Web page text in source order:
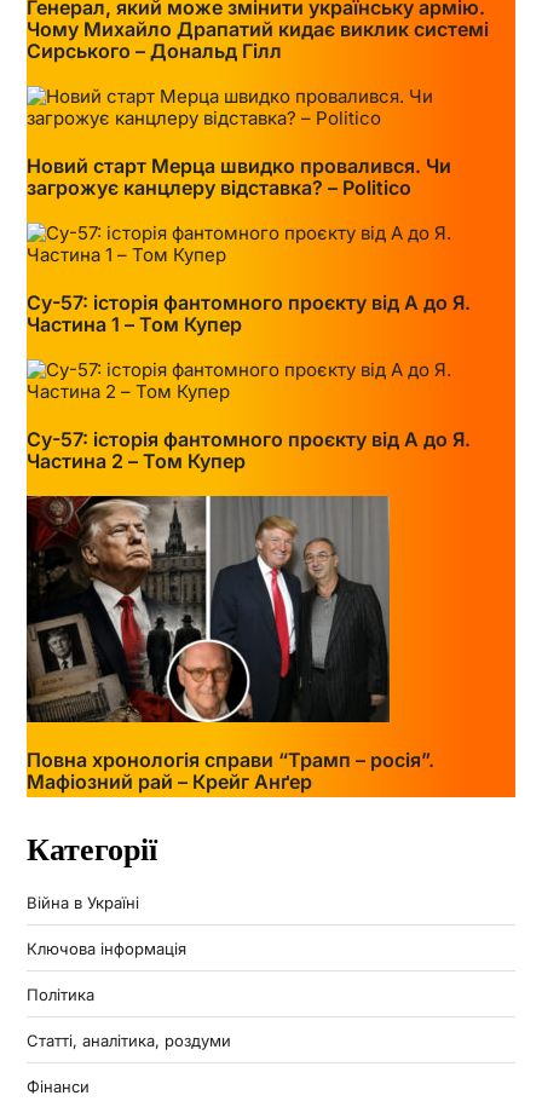
Генерал, який може змінити українську армію.
Чому Михайло Драпатий кидає виклик системі
Сирського – Дональд Гілл
Новий старт Мерца швидко провалився. Чи
загрожує канцлеру відставка? – Politico
Су-57: історія фантомного проєкту від А до Я.
Частина 1 – Том Купер
Су-57: історія фантомного проєкту від А до Я.
Частина 2 – Том Купер
Повна хронологія справи “Трамп – росія”.
Мафіозний рай – Крейг Анґер
Категорії
Війна в Україні
Ключова інформація
Політика
Статті, аналітика, роздуми
Фінанси